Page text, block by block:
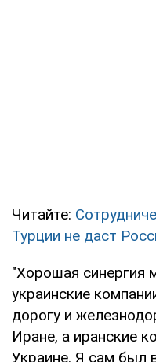
Читайте:
Турции не даст
"Хорошая синергия
украинские
дорогу и
Иране, а иранские
Украине. Я сам был